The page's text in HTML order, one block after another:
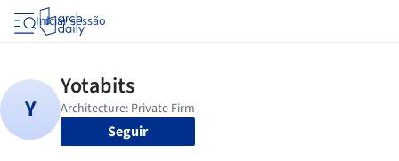
Iniciar sessão
Seguir